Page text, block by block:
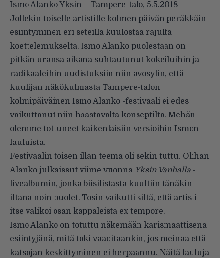
Ismo Alanko Yksin – Tampere-talo, 5.5.2018
Jollekin toiselle artistille kolmen päivän peräkkäin
esiintyminen eri seteillä kuulostaa rajulta
koettelemukselta. Ismo Alanko puolestaan on
pitkän uransa aikana suhtautunut kokeiluihin ja
radikaaleihin uudistuksiin niin avosylin, että
kuulijan näkökulmasta Tampere-talon
kolmipäiväinen Ismo Alanko -festivaali ei edes
vaikuttanut niin haastavalta konseptilta. Mehän
olemme tottuneet kaikenlaisiin versioihin Ismon
lauluista.
Festivaalin toisen illan teema oli sekin tuttu. Olihan
Alanko julkaissut viime vuonna Yksin Vanhalla -
livealbumin, jonka biisilistasta kuultiin tänäkin
iltana noin puolet. Tosin vaikutti siltä, että artisti
itse valikoi osan kappaleista ex tempore.
Ismo Alanko on totuttu näkemään karismaattisena
esiintyjänä, mitä toki vaaditaankin, jos meinaa että
katsojan keskittyminen ei herpaannu. Näitä lauluja